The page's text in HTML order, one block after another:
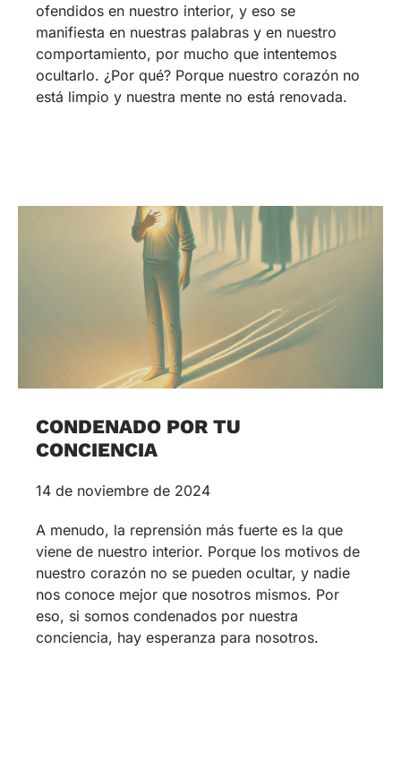
ofendidos en nuestro interior, y eso se
manifiesta en nuestras palabras y en nuestro
comportamiento, por mucho que intentemos
ocultarlo. ¿Por qué? Porque nuestro corazón no
está limpio y nuestra mente no está renovada.
CONDENADO POR TU
CONCIENCIA
14 de noviembre de 2024
A menudo, la reprensión más fuerte es la que
viene de nuestro interior. Porque los motivos de
nuestro corazón no se pueden ocultar, y nadie
nos conoce mejor que nosotros mismos. Por
eso, si somos condenados por nuestra
conciencia, hay esperanza para nosotros.